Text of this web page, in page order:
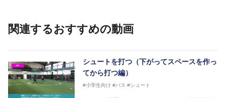
協会公認キッズリーダーチーフインストラクター
【指導歴】
FリーグU23選抜監督、ミャンマー女子フットサル代
表監督
日本サッカー協会フットサルインストラクター、AFC
（アジアサッカー連盟）フットサルインストラクター
関連するおすすめの動画
シュートを打つ（下がってスペースを作っ
てから打つ編）
#小学生向け #パス #シュート